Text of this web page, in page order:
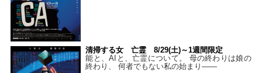
清掃する女 亡霊 8/29(土)～1週間限定
能と、AIと、亡霊について。 母の終わりは娘の
終わり、 何者でもない私の始まり――